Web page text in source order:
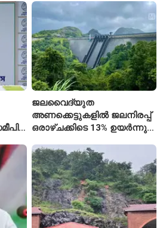
അവസാനിപ്പിച്ച് കോടതി
ജലവൈദ്യുത
അണക്കെട്ടുകളിൽ ജലനിരപ്പ്
ഒരാഴ്ചക്കിടെ 13% ഉയർന്നു;
ഇപ്പോഴും കുറവ്